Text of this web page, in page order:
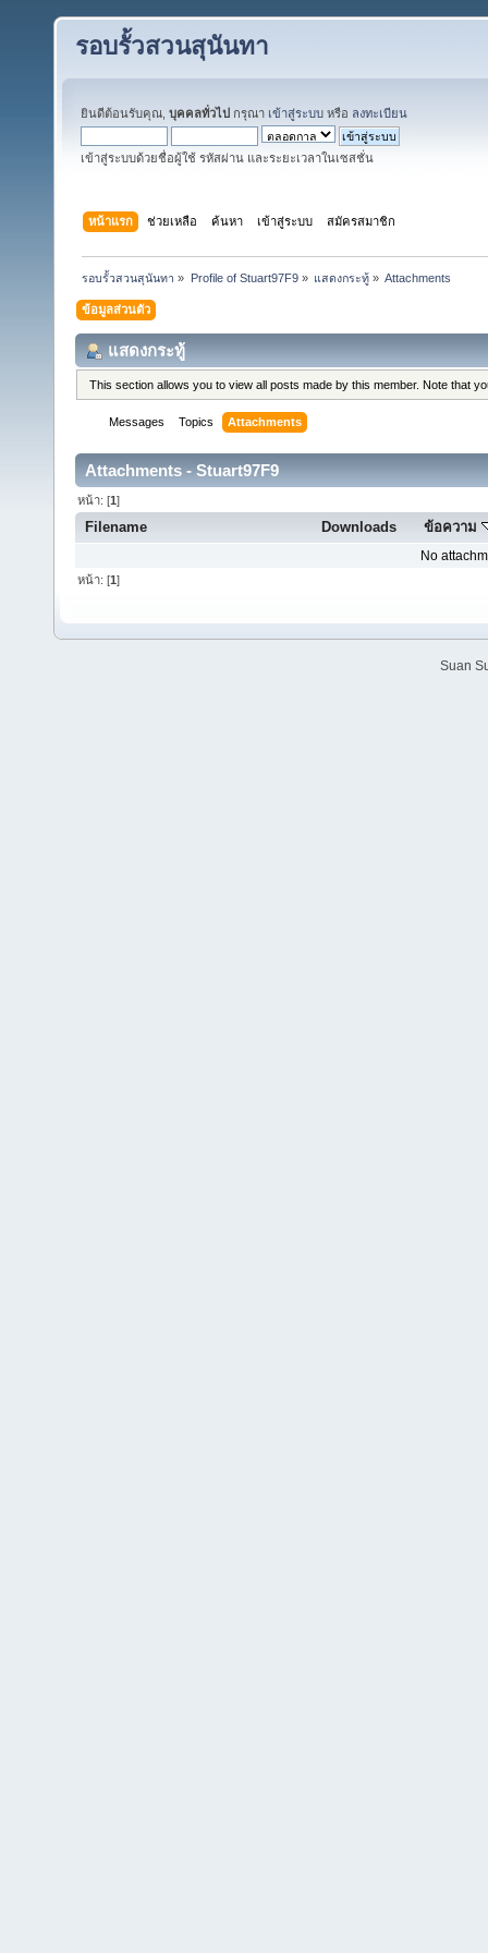
รอบรั้วสวนสุนันทา
ยินดีต้อนรับคุณ, บุคคลทั่วไป กรุณา เข้าสู่ระบบ หรือ ลงทะเบียน
เข้าสู่ระบบด้วยชื่อผู้ใช้ รหัสผ่าน และระยะเวลาในเซสชั่น
หน้าแรก ช่วยเหลือ ค้นหา เข้าสู่ระบบ สมัครสมาชิก
รอบรั้วสวนสุนันทา » Profile of Stuart97F9» แสดงกระทู้» Attachments
ข้อมูลส่วนตัว
แสดงกระทู้
This section allows you to view all posts made by this member. Note that
Messages Topics Attachments
Attachments - Stuart97F9
หน้า: [1]
Filename Downloads ข้อความ
No
หน้า: [1]
Suan